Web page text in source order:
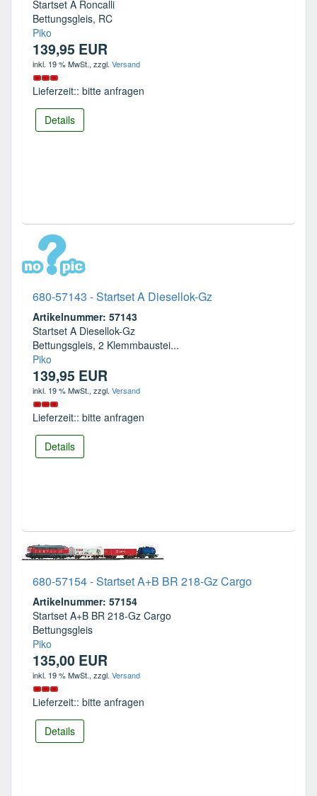
Startset A Roncalli
Bettungsgleis, RC
Piko
139,95 EUR
inkl. 19 % MwSt., zzgl. Versand
Lieferzeit:: bitte anfragen
Details
680-57143 - Startset A Diesellok-Gz
Artikelnummer: 57143
Startset A Diesellok-Gz
Bettungsgleis, 2 Klemmbaustei...
Piko
139,95 EUR
inkl. 19 % MwSt., zzgl. Versand
Lieferzeit:: bitte anfragen
Details
680-57154 - Startset A+B BR 218-Gz Cargo
Artikelnummer: 57154
Startset A+B BR 218-Gz Cargo
Bettungsgleis
Piko
135,00 EUR
inkl. 19 % MwSt., zzgl. Versand
Lieferzeit:: bitte anfragen
Details